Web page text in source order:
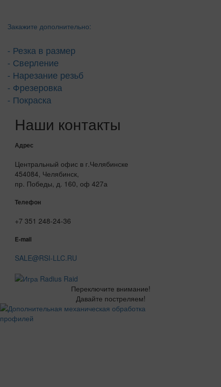
Закажите дополнительно:
- Резка в размер
- Сверление
- Нарезание резьб
- Фрезеровка
- Покраска
Наши контакты
Адрес
Центральный офис в г.Челябинске
454084, Челябинск,
пр. Победы, д. 160, оф 427а
Телефон
+7 351 248-24-36
E-mail
SALE@RSI-LLC.RU
Переключите внимание!
Давайте постреляем!